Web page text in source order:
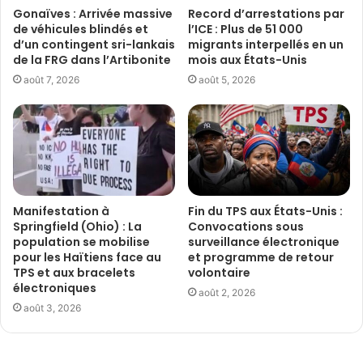
Gonaïves : Arrivée massive
de véhicules blindés et
d’un contingent sri-lankais
de la FRG dans l’Artibonite
août 7, 2026
Record d’arrestations par
l’ICE : Plus de 51 000
migrants interpellés en un
mois aux États-Unis
août 5, 2026
Manifestation à
Springfield (Ohio) : La
population se mobilise
pour les Haïtiens face au
TPS et aux bracelets
électroniques
août 3, 2026
Fin du TPS aux États-Unis :
Convocations sous
surveillance électronique
et programme de retour
volontaire
août 2, 2026